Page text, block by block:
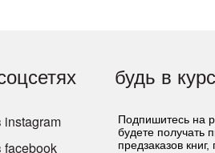
будь в
Подпишитесь на
будете получать
предзаказов